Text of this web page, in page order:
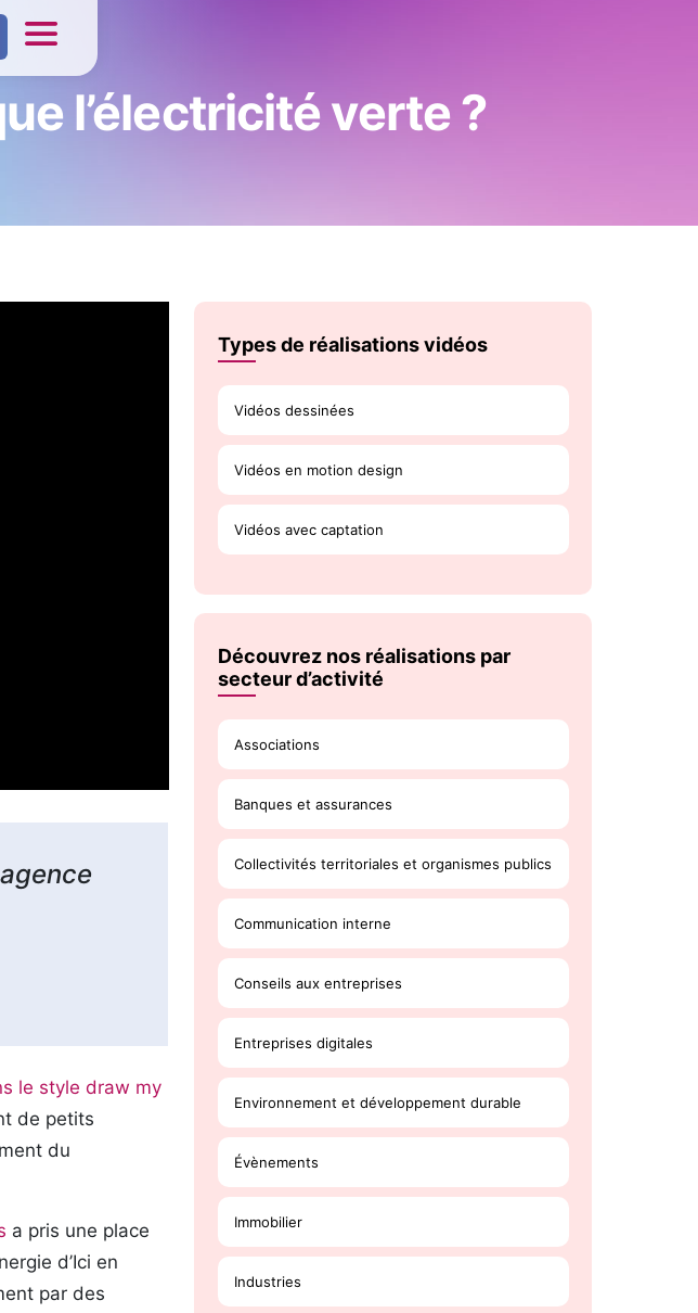
l’électricité verte ?
le style draw my
de petits
du
a pris une place
d’Ici en
par des
Types de réalisations vidéos
Vidéos dessinées
Vidéos en motion design
Vidéos avec captation
Découvrez nos réalisations par
secteur d’activité
Associations
Banques et assurances
Collectivités territoriales et organismes publics
Communication interne
Conseils aux entreprises
Entreprises digitales
Environnement et développement durable
Évènements
Immobilier
Industries